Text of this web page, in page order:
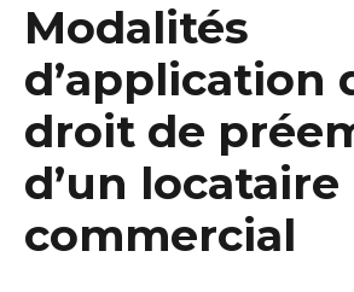
Modalités
d’application
droit de
d’un locataire
commercial